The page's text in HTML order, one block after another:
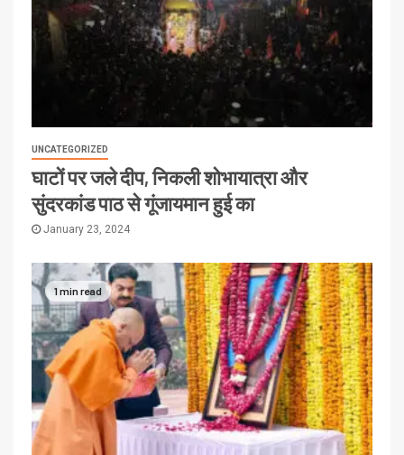
UNCATEGORIZED
घाटों पर जले दीप, निकली शोभायात्रा और
सुंदरकांड पाठ से गूंजायमान हुई का
January 23, 2024
1 min read